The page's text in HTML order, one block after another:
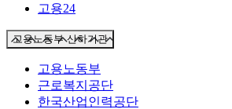
고용24
고용노동부 산하기관
고용노동부
근로복지공단
한국산업인력공단